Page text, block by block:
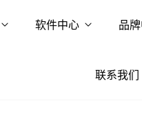
软件中心 品
联系我们